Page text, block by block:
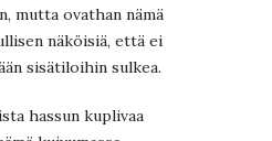
mutta ovathan nämä
näköisiä, että ei
sisätiloihin sulkea.
hassun kuplivaa